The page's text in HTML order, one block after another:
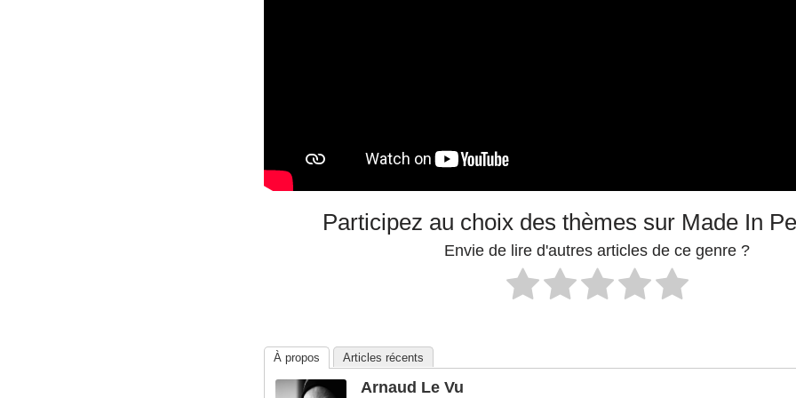
Participez au choix des thèmes sur Made In
Envie de lire d'autres articles de ce genre ?
À propos Articles récents
Arnaud Le Vu